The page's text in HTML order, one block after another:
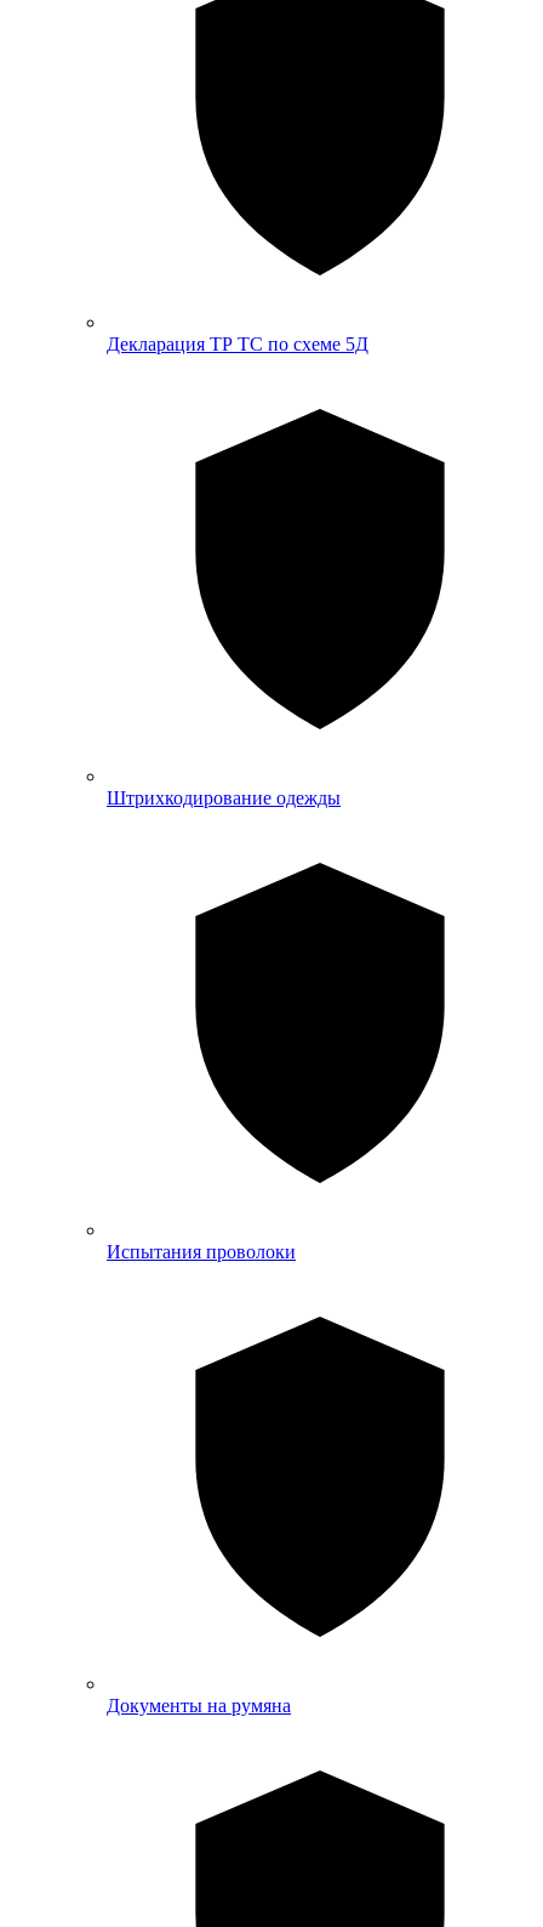
Декларация ТР ТС по схеме 5Д
Штрихкодирование одежды
Испытания проволоки
Документы на румяна